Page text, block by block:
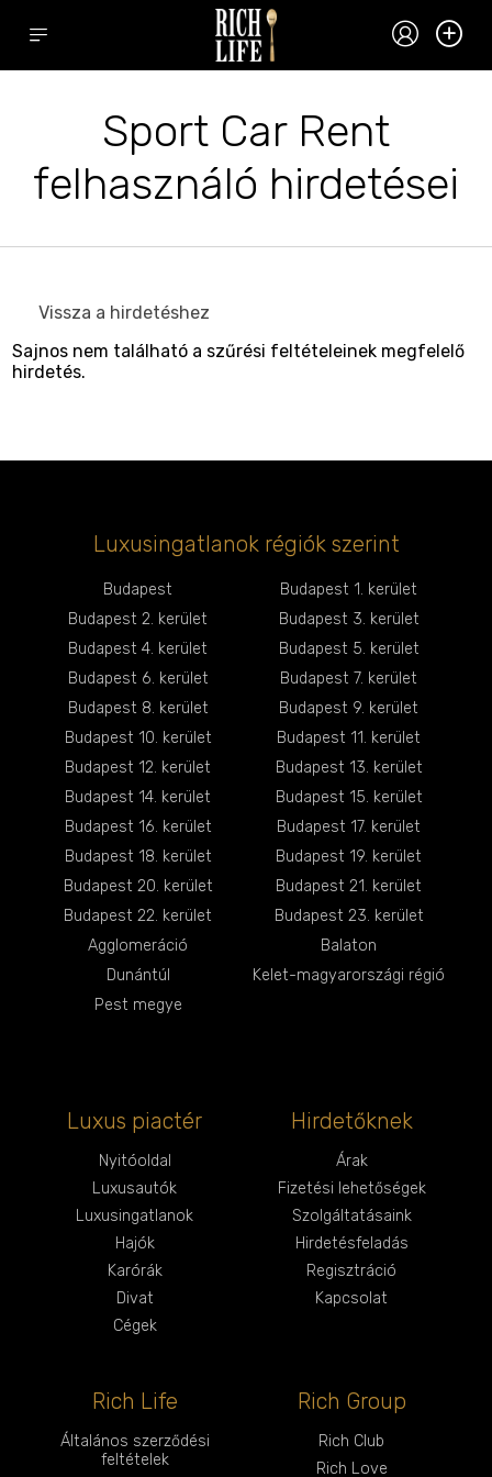
Sport Car Rent
felhasználó hirdetései
Vissza a hirdetéshez
Sajnos nem található a szűrési feltételeinek megfelelő
hirdetés.
Luxusingatlanok régiók szerint
Budapest
Budapest 1. kerület
Budapest 2. kerület
Budapest 3. kerület
Budapest 4. kerület
Budapest 5. kerület
Budapest 6. kerület
Budapest 7. kerület
Budapest 8. kerület
Budapest 9. kerület
Budapest 10. kerület
Budapest 11. kerület
Budapest 12. kerület
Budapest 13. kerület
Budapest 14. kerület
Budapest 15. kerület
Budapest 16. kerület
Budapest 17. kerület
Budapest 18. kerület
Budapest 19. kerület
Budapest 20. kerület
Budapest 21. kerület
Budapest 22. kerület
Budapest 23. kerület
Agglomeráció
Balaton
Dunántúl
Kelet-magyarországi régió
Pest megye
Luxus piactér
Nyitóoldal
Luxusautók
Luxusingatlanok
Hajók
Karórák
Divat
Cégek
Hirdetőknek
Árak
Fizetési lehetőségek
Szolgáltatásaink
Hirdetésfeladás
Regisztráció
Kapcsolat
Rich Life
Általános szerződési
feltételek
Rich Group
Rich Club
Rich Love